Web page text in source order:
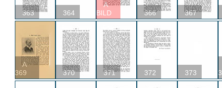
363 364
A
BILD
366 367
A
369
370 371 372 373